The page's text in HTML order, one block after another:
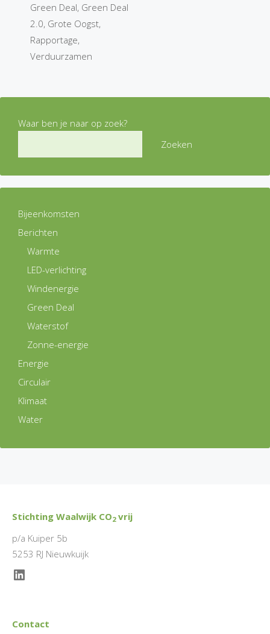
Green Deal, Green Deal
2.0, Grote Oogst,
Rapportage,
Verduurzamen
Waar ben je naar op zoek?
Zoeken
Bijeenkomsten
Berichten
Warmte
LED-verlichting
Windenergie
Green Deal
Waterstof
Zonne-energie
Energie
Circulair
Klimaat
Water
Stichting Waalwijk CO2vrij
p/a Kuiper 5b
5253 RJ Nieuwkuijk
LinkedIn
Contact